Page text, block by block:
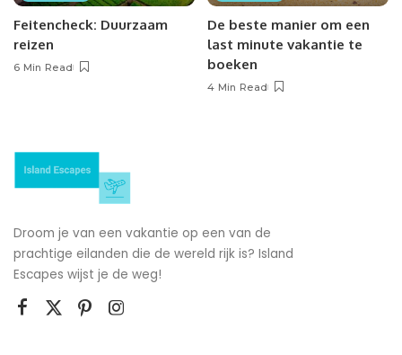
Feitencheck: Duurzaam
reizen
6 Min Read
De beste manier om een
last minute vakantie te
boeken
4 Min Read
Droom je van een vakantie op een van de
prachtige eilanden die de wereld rijk is? Island
Escapes wijst je de weg!